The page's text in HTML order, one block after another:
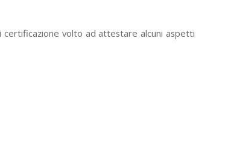
volto ad attestare alcuni aspetti